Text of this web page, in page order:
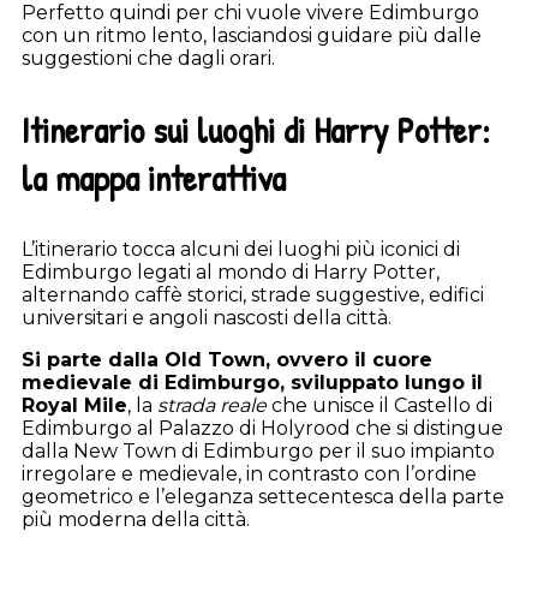
Perfetto quindi per chi vuole vivere Edimburgo
con un ritmo lento, lasciandosi guidare più dalle
suggestioni che dagli orari.
Itinerario sui luoghi di Harry Potter:
la mappa interattiva
L’itinerario tocca alcuni dei luoghi più iconici di
Edimburgo legati al mondo di Harry Potter,
alternando caffè storici, strade suggestive, edifici
universitari e angoli nascosti della città.
Si parte dalla Old Town, ovvero il cuore
medievale di Edimburgo, sviluppato lungo il
Royal Mile, la strada realeche unisce il Castello di
Edimburgo al Palazzo di Holyrood che si distingue
dalla New Town di Edimburgo per il suo impianto
irregolare e medievale, in contrasto con l’ordine
geometrico e l’eleganza settecentesca della parte
più moderna della città.